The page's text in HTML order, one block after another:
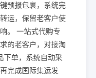
预报包裹，系统完
运，保留老客户使
。 一站式代购专
的老客户，对接淘
下单，系统自动采
完成国际集运发